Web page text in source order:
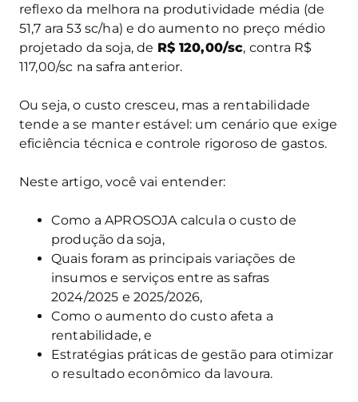
reflexo da melhora na produtividade média (de
51,7 ara 53 sc/ha) e do aumento no preço médio
projetado da soja, de R$ 120,00/sc, contra R$
117,00/sc na safra anterior.
Ou seja, o custo cresceu, mas a rentabilidade
tende a se manter estável: um cenário que exige
eficiência técnica e controle rigoroso de gastos.
Neste artigo, você vai entender:
Como a APROSOJA calcula o custo de
produção da soja,
Quais foram as principais variações de
insumos e serviços entre as safras
2024/2025 e 2025/2026,
Como o aumento do custo afeta a
rentabilidade, e
Estratégias práticas de gestão para otimizar
o resultado econômico da lavoura.